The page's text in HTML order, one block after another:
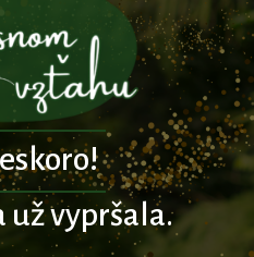
už vypršala.